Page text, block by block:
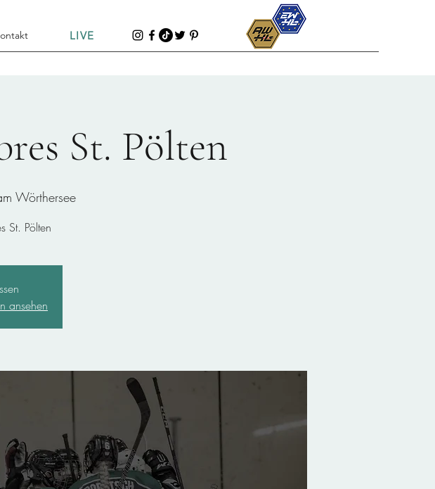
LIVE
St. Pölten
Wörthersee
St. Pölten
ansehen